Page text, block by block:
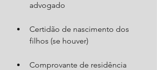
advogado
Certidão de nascimento dos
filhos (se houver)
Comprovante de residência